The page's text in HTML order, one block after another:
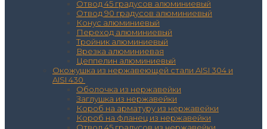
Отвод 45 градусов алюминиевый
Отвод 90 градусов алюминиевый
Конус алюминиевый
Переход алюминиевый
Тройник алюминиевый
Врезка алюминиевая
Цеппелин алюминиевый
Окожушка из нержавеющей стали AISI 304 и
AISI 430
Оболочка из нержавейки
Заглушка из нержавейки
Короб на арматуру из нержавейки
Короб на фланец из нержавейки